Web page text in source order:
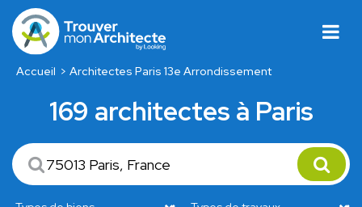
Accueil Architectes Paris 13e Arrondissement
169 architectes à Paris